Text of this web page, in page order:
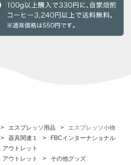
> エスプレッソ用品 >
エスプレッソ小物
> 器具関連１ >
FBCインターナショナル
アウトレット
アウトレット > その他グッズ